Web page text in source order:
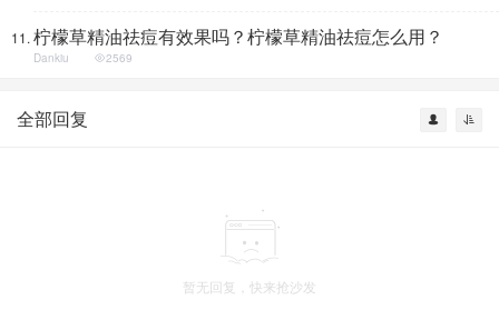
柠檬草精油祛痘有效果吗？柠檬草精油祛痘怎么用？
Dankiu 2569
全部回复
暂无回复，快来抢沙发